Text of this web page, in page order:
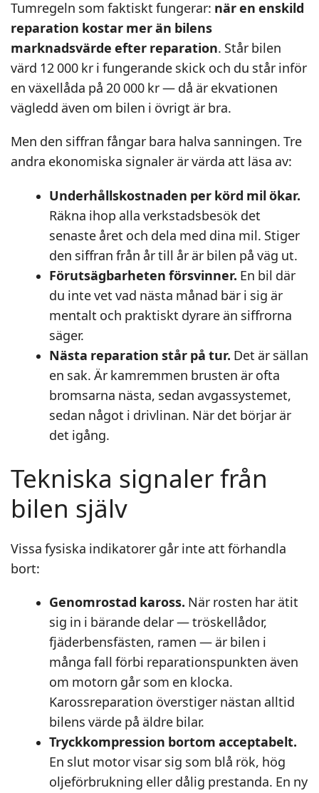
Tumregeln som faktiskt fungerar: när en enskild
reparation kostar mer än bilens
marknadsvärde efter reparation. Står bilen
värd 12 000 kr i fungerande skick och du står inför
en växellåda på 20 000 kr — då är ekvationen
vägledd även om bilen i övrigt är bra.
Men den siffran fångar bara halva sanningen. Tre
andra ekonomiska signaler är värda att läsa av:
Underhållskostnaden per körd mil ökar.
Räkna ihop alla verkstadsbesök det
senaste året och dela med dina mil. Stiger
den siffran från år till år är bilen på väg ut.
Förutsägbarheten försvinner. En bil där
du inte vet vad nästa månad bär i sig är
mentalt och praktiskt dyrare än siffrorna
säger.
Nästa reparation står på tur. Det är sällan
en sak. Är kamremmen brusten är ofta
bromsarna nästa, sedan avgassystemet,
sedan något i drivlinan. När det börjar är
det igång.
Tekniska signaler från
bilen själv
Vissa fysiska indikatorer går inte att förhandla
bort:
Genomrostad kaross. När rosten har ätit
sig in i bärande delar — tröskellådor,
fjäderbensfästen, ramen — är bilen i
många fall förbi reparationspunkten även
om motorn går som en klocka.
Karossreparation överstiger nästan alltid
bilens värde på äldre bilar.
Tryckkompression bortom acceptabelt.
En slut motor visar sig som blå rök, hög
oljeförbrukning eller dålig prestanda. En ny